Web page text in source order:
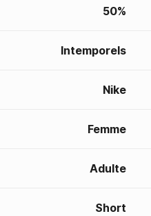
50%
Intemporels
Nike
Femme
Adulte
Short